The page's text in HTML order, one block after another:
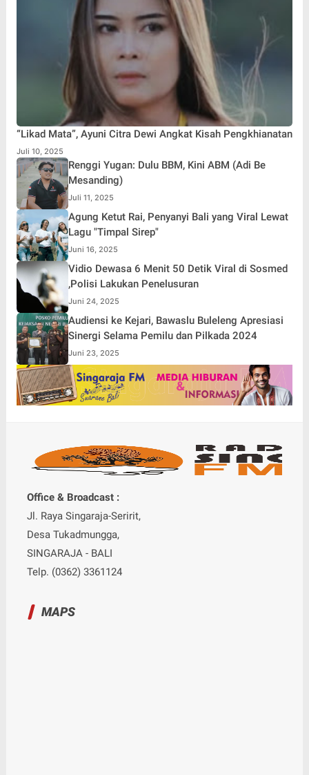
“Likad Mata”, Ayuni Citra Dewi Angkat Kisah Pengkhianatan
Juli 10, 2025
Renggi Yugan: Dulu BBM, Kini ABM (Adi Be
Mesanding)
Juli 11, 2025
Agung Ketut Rai, Penyanyi Bali yang Viral Lewat
Lagu "Timpal Sirep"
Juni 16, 2025
Vidio Dewasa 6 Menit 50 Detik Viral di Sosmed
,Polisi Lakukan Penelusuran
Juni 24, 2025
Audiensi ke Kejari, Bawaslu Buleleng Apresiasi
Sinergi Selama Pemilu dan Pilkada 2024
Juni 23, 2025
Office & Broadcast :
Jl. Raya Singaraja-Seririt,
Desa Tukadmungga,
SINGARAJA - BALI
Telp. (0362) 3361124
MAPS